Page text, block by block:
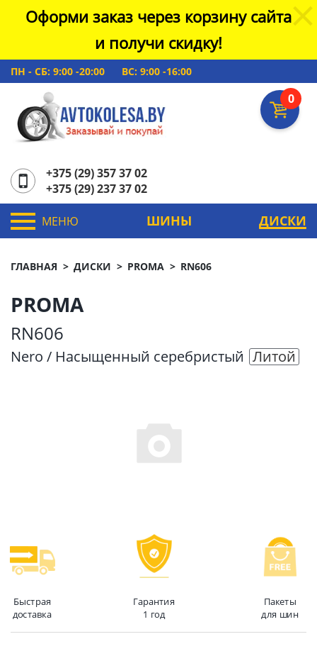
Оформи заказ через корзину сайта
и получи скидку!
ПН - СБ: 9:00 -20:00 ВС: 9:00 -16:00
0
+375 (29) 357 37 02
+375 (29) 237 37 02
МЕНЮ ШИНЫ ДИСКИ
ГЛАВНАЯ ДИСКИ PROMA RN606
PROMA
RN606
Nero / Насыщенный серебристый Литой
Быстрая
доставка
Гарантия
1 год
Пакеты
для шин